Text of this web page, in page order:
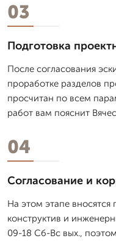
03
Подготовка
После согласования
проработке разделов
просчитан по всем
работ вам пояснит
04
Согласование и
На этом этапе вносятся
конструктив и
09-18 Сб-Вс вых.,